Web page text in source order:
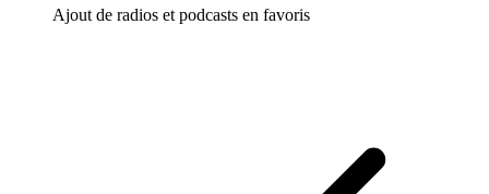
Ajout de radios et podcasts en favoris